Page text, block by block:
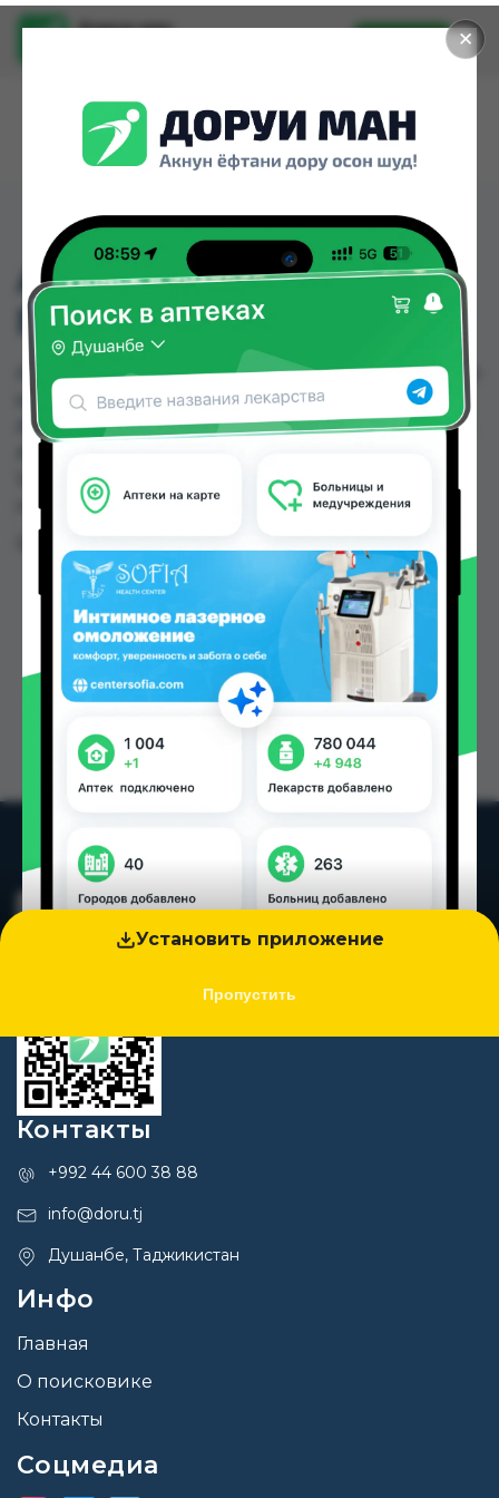
✕
Установить приложение
Пропустить
Доруи ман
Установить
АЛЕРАНА ШАМПУНЬ
П/ПЕРХОТИ 250МЛ
АЛЕРАНА ШАМПУНЬ П/ПЕРХОТИ 250МЛ можно
купить или заказать в аптеках, Абубакри Карим,
Авиценна, АЗИЗ ВАКО , Алишер-К, Аптека + 24/7,
14.00 TJS до 72.45 TJS в Душанбе и других
городах Таджикистана
Контакты
+992 44 600 38 88
info@doru.tj
Душанбе, Таджикистан
Инфо
Главная
О поисковике
Контакты
Соцмедиа